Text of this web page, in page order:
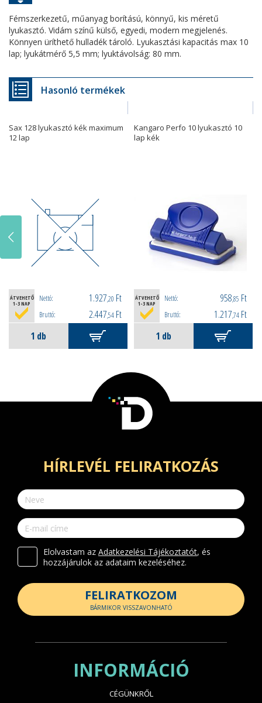
Fémszerkezetű, műanyag borítású, könnyű, kis méretű
lyukasztó. Vidám színű külső, egyedi, modern megjelenés.
Könnyen üríthető hulladék tároló. Lyukasztási kapacitás max 10
lap; lyukátmérő 5,5 mm; lyuktávolság: 80 mm.
Hasonló termékek
Sax 128 lyukasztó kék maximum
12 lap
ÁTVEHETŐ
1-3 NAP
Nettó: 1.927,20 Ft
Bruttó: 2.447,54 Ft
Kangaro Perfo 10 lyukasztó 10
lap kék
ÁTVEHETŐ
1-3 NAP
Nettó: 958,85 Ft
Bruttó: 1.217,74 Ft
HÍRLEVÉL FELIRATKOZÁS
Elolvastam az Adatkezelési Tájékoztatót, és
hozzájárulok az adataim kezeléséhez.
FELIRATKOZOM
BÁRMIKOR VISSZAVONHATÓ
INFORMÁCIÓ
CÉGÜNKRŐL